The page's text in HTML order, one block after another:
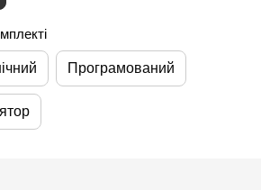
Програмований